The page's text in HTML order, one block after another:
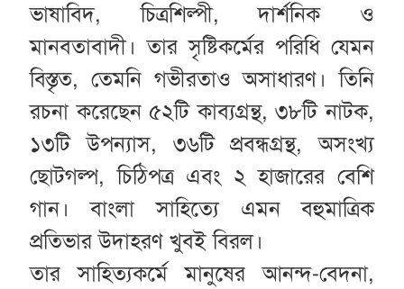
ভাষাবিদ, চিত্রশিল্পী, দার্শনিক ও
মানবতাবাদী। তার সৃষ্টিকর্মের পরিধি যেমন
বিস্তৃত, তেমনি গভীরতাও অসাধারণ। তিনি
রচনা করেছেন ৫২টি কাব্যগ্রন্থ, ৩৮টি নাটক,
১৩টি উপন্যাস, ৩৬টি প্রবন্ধগ্রন্থ, অসংখ্য
ছোটগল্প, চিঠিপত্র এবং ২ হাজারের বেশি
গান। বাংলা সাহিত্যে এমন বহুমাত্রিক
প্রতিভার উদাহরণ খুবই বিরল।
তার সাহিত্যকর্মে মানুষের আনন্দ-বেদনা,